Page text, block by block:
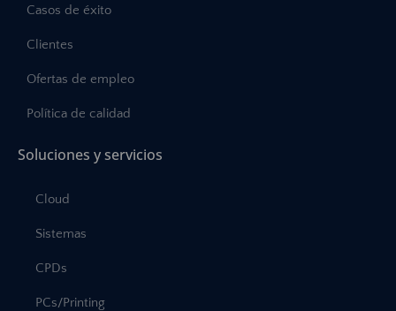
Casos de éxito
Clientes
Ofertas de empleo
Política de calidad
Soluciones y servicios
Cloud
Sistemas
CPDs
PCs/Printing